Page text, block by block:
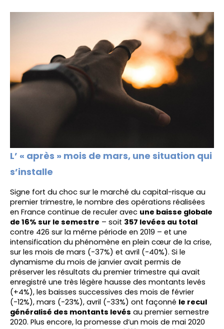
L’ « après » mois de mars, une situation qui
s’installe
Signe fort du choc sur le marché du capital-risque au
premier trimestre, le nombre des opérations réalisées
en France continue de reculer avec une baisse globale
de 16% sur le semestre – soit 357 levées au total
contre 426 sur la même période en 2019 – et une
intensification du phénomène en plein cœur de la crise,
sur les mois de mars (-37%) et avril (-40%). Si le
dynamisme du mois de janvier avait permis de
préserver les résultats du premier trimestre qui avait
enregistré une très légère hausse des montants levés
(+4%), les baisses successives des mois de février
(-12%), mars (-23%), avril (-33%) ont façonné le recul
généralisé des montants levés au premier semestre
2020. Plus encore, la promesse d’un mois de mai 2020